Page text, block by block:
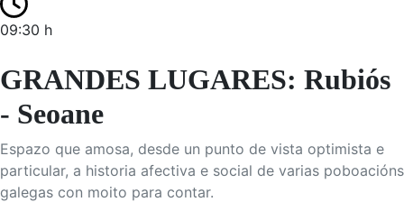
09:30 h
GRANDES LUGARES: Rubiós
- Seoane
Espazo que amosa, desde un punto de vista optimista e
particular, a historia afectiva e social de varias poboacións
galegas con moito para contar.